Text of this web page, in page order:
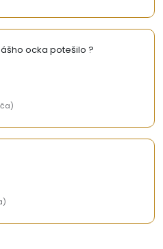
ocka potešilo ?